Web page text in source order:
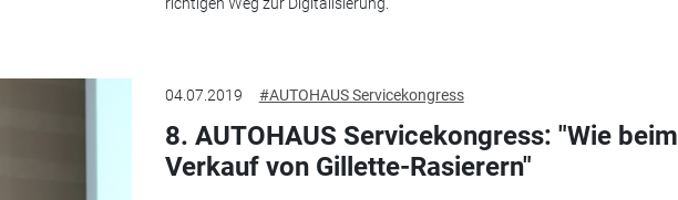
04.07.2019 #AUTOHAUS Servicekongress
8. AUTOHAUS Servicekongress: "Wie beim
Verkauf von Gillette-Rasierern"